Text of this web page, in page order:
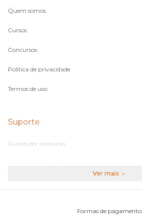
Quem somos
Cursos
Concursos
Política de privacidade
Termos de uso
Suporte
Cursos por concurso
Ver mais
Formas de pagamento